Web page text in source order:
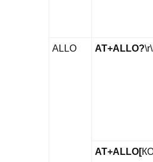
ALLO AT+ALLO?
AT+ALLO[